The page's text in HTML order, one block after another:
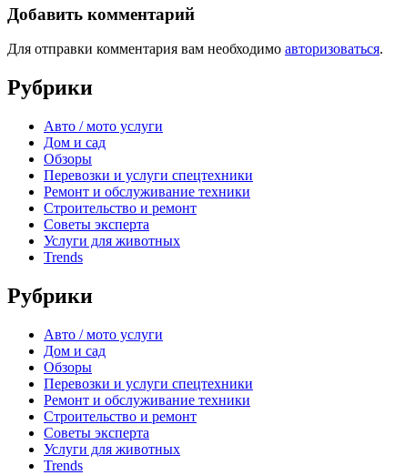
Добавить комментарий
Для отправки комментария вам необходимо авторизоваться.
Рубрики
Авто / мото услуги
Дом и сад
Обзоры
Перевозки и услуги спецтехники
Ремонт и обслуживание техники
Строительство и ремонт
Советы эксперта
Услуги для животных
Trends
Рубрики
Авто / мото услуги
Дом и сад
Обзоры
Перевозки и услуги спецтехники
Ремонт и обслуживание техники
Строительство и ремонт
Советы эксперта
Услуги для животных
Trends